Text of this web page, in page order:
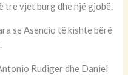
tre vjet burg dhe një gjobë.
se Asencio të kishte bërë
Rudiger dhe Daniel